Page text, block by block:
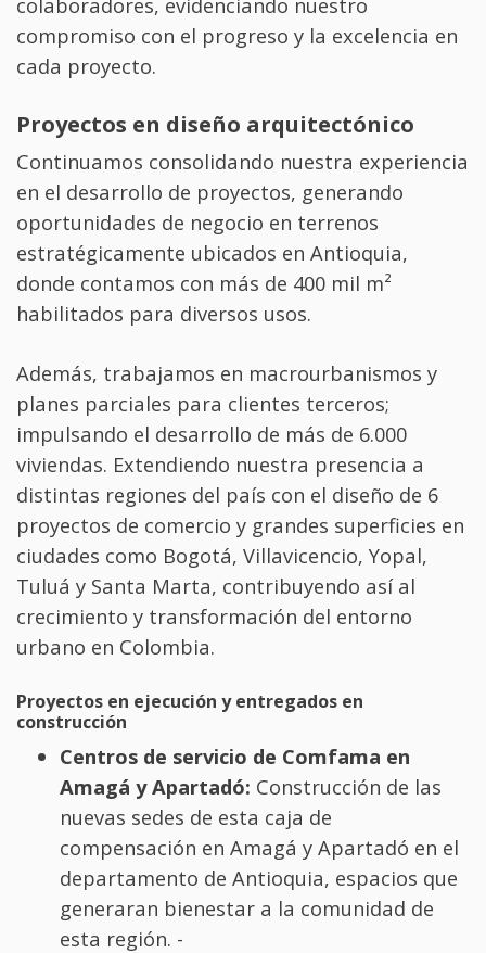
compromiso con el progreso y la excelencia en
cada proyecto.
Proyectos en diseño arquitectónico
Continuamos consolidando nuestra experiencia
en el desarrollo de proyectos, generando
oportunidades de negocio en terrenos
estratégicamente ubicados en Antioquia,
donde contamos con más de 400 mil m²
habilitados para diversos usos.
Además, trabajamos en macrourbanismos y
planes parciales para clientes terceros;
impulsando el desarrollo de más de 6.000
viviendas. Extendiendo nuestra presencia a
distintas regiones del país con el diseño de 6
proyectos de comercio y grandes superficies en
ciudades como Bogotá, Villavicencio, Yopal,
Tuluá y Santa Marta, contribuyendo así al
crecimiento y transformación del entorno
urbano en Colombia.
Proyectos en ejecución y entregados en
construcción
Centros de servicio de Comfama en
Amagá y Apartadó: Construcción de las
nuevas sedes de esta caja de
compensación en Amagá y Apartadó en el
departamento de Antioquia, espacios que
generaran bienestar a la comunidad de
esta región. -